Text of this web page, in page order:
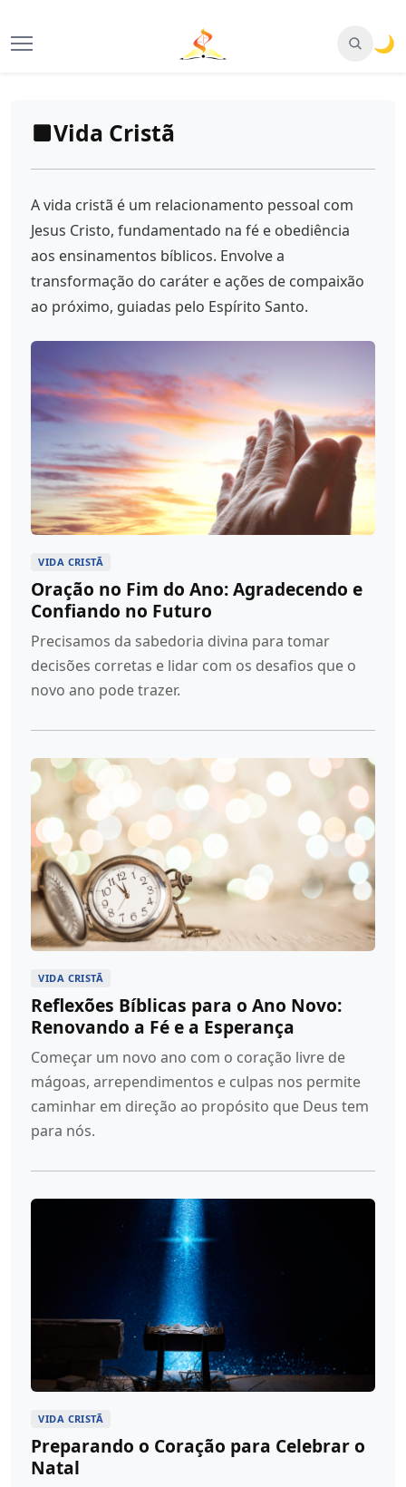
🌙
Vida Cristã
A vida cristã é um relacionamento pessoal com
Jesus Cristo, fundamentado na fé e obediência
aos ensinamentos bíblicos. Envolve a
transformação do caráter e ações de compaixão
ao próximo, guiadas pelo Espírito Santo.
VIDA CRISTÃ
Oração no Fim do Ano: Agradecendo e
Confiando no Futuro
Precisamos da sabedoria divina para tomar
decisões corretas e lidar com os desafios que o
novo ano pode trazer.
VIDA CRISTÃ
Reflexões Bíblicas para o Ano Novo:
Renovando a Fé e a Esperança
Começar um novo ano com o coração livre de
mágoas, arrependimentos e culpas nos permite
caminhar em direção ao propósito que Deus tem
para nós.
VIDA CRISTÃ
Preparando o Coração para Celebrar o
Natal